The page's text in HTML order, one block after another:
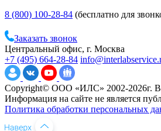
8 (800) 100-28-84 (бесплатно для
Заказать звонок
Центральный офис, г. Москва
+7 (495) 664-28-84
Copyright© ООО «ИЛС» 2002-2026г.
Информация на сайте не является
Политика обработки персональных